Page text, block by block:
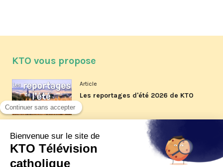
KTO vous propose
Article
Les reportages d'été 2026 de KTO
La visite pastorale du pape Léon
XIV à Assise à suivre sur KTO le
jeudi 6 août